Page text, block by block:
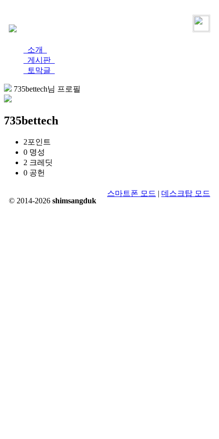
소개
게시판
토막글
735bettech님 프로필
735bettech
2포인트
0 명성
2 크레딧
0 공헌
© 2014-2026 shimsangduk
스마트폰 모드 | 데스크탑 모드